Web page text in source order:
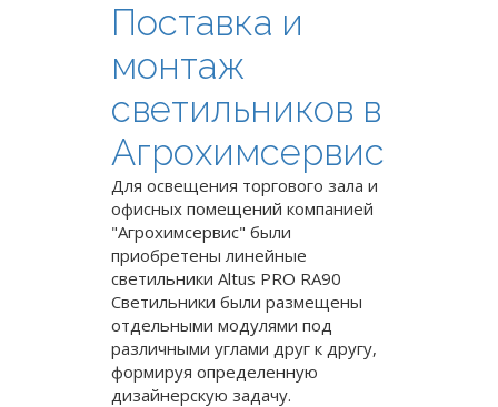
Поставка и
монтаж
светильников в
Агрохимсервис
Для освещения торгового зала и
офисных помещений компанией
"Aгрохимсервис" были
приобретены линейные
светильники Altus PRO RA90
Светильники были размещены
отдельными модулями под
различными углами друг к другу,
формируя определенную
дизайнерскую задачу.